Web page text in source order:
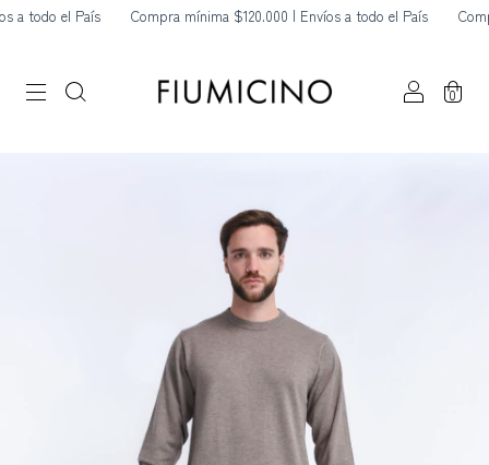
a todo el País Compra mínima $120.000 | Envíos a todo el País
0